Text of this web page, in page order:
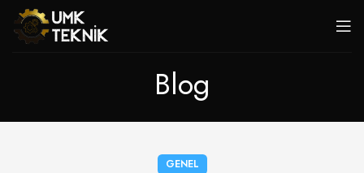
Blog
GENEL